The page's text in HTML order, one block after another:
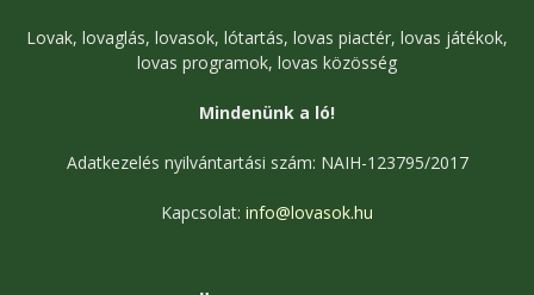
Lovak, lovaglás, lovasok, lótartás, lovas piactér, lovas játékok,
lovas programok, lovas közösség
Mindenünk a ló!
Adatkezelés nyilvántartási szám: NAIH-123795/2017
Kapcsolat: info@lovasok.hu